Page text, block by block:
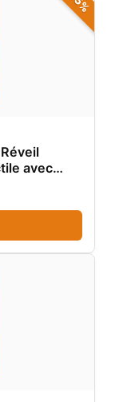
avec
Bruits
Week-